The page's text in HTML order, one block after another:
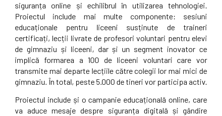
siguranța online și echilibrul în utilizarea tehnologiei.
Proiectul include mai multe componente: sesiuni
educaționale pentru liceeni susținute de traineri
certificați, lecții livrate de profesori voluntari pentru elevi
de gimnaziu și liceeni, dar și un segment inovator ce
implică formarea a 100 de liceeni voluntari care vor
transmite mai departe lecțiile către colegii lor mai mici de
gimnaziu. În total, peste 5.000 de tineri vor participa activ.
Proiectul include și o campanie educațională online, care
va aduce mesaje despre siguranța digitală și gândire